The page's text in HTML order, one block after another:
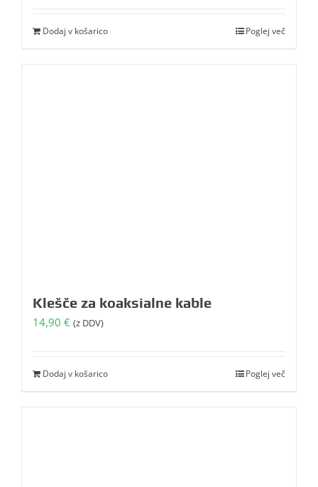
Dodaj v košarico Poglej več
Klešče za koaksialne kable
14,90 € (z DDV)
Dodaj v košarico Poglej več